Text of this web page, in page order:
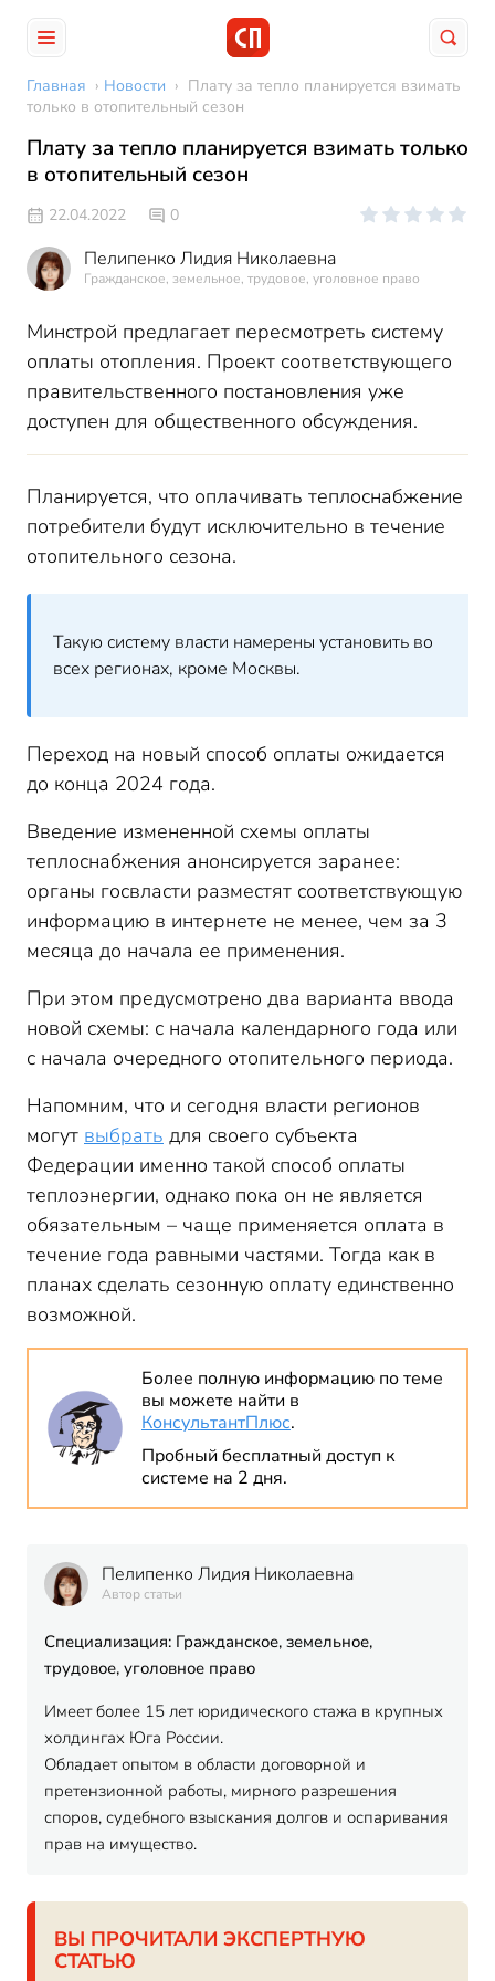
Главная › Новости › Плату за тепло планируется взимать
только в отопительный сезон
Плату за тепло планируется взимать только
в отопительный сезон
22.04.2022 0
Пелипенко Лидия Николаевна
Гражданское, земельное, трудовое, уголовное право
Минстрой предлагает пересмотреть систему
оплаты отопления. Проект соответствующего
правительственного постановления уже
доступен для общественного обсуждения.
Планируется, что оплачивать теплоснабжение
потребители будут исключительно в течение
отопительного сезона.
Такую систему власти намерены установить во
всех регионах, кроме Москвы.
Переход на новый способ оплаты ожидается
до конца 2024 года.
Введение измененной схемы оплаты
теплоснабжения анонсируется заранее:
органы госвласти разместят соответствующую
информацию в интернете не менее, чем за 3
месяца до начала ее применения.
При этом предусмотрено два варианта ввода
новой схемы: с начала календарного года или
с начала очередного отопительного периода.
Напомним, что и сегодня власти регионов
могут выбрать для своего субъекта
Федерации именно такой способ оплаты
теплоэнергии, однако пока он не является
обязательным – чаще применяется оплата в
течение года равными частями. Тогда как в
планах сделать сезонную оплату единственно
возможной.
Более полную информацию по теме
вы можете найти в
КонсультантПлюс.
Пробный бесплатный доступ к
системе на 2 дня.
Пелипенко Лидия Николаевна
Автор статьи
Специализация: Гражданское, земельное,
трудовое, уголовное право
Имеет более 15 лет юридического стажа в крупных
холдингах Юга России.
Обладает опытом в области договорной и
претензионной работы, мирного разрешения
споров, судебного взыскания долгов и оспаривания
прав на имущество.
ВЫ ПРОЧИТАЛИ ЭКСПЕРТНУЮ
СТАТЬЮ